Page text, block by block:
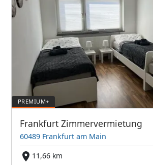
Frankfurt Zimmervermietung
60489 Frankfurt am Main
11,66 km